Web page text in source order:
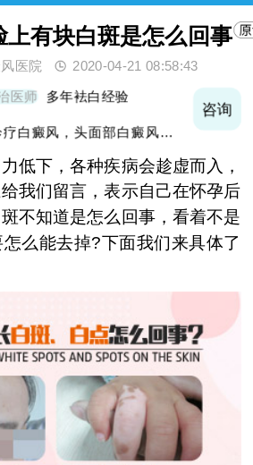
上有块白斑是怎么回事
医院 2020-04-21 08:58:43
医师 多年袪白经验
白癜风，头面部白癜风，青
咨询
下，各种疾病会趁虚而入，
我们留言，表示自己在怀孕后
不知道是怎么回事，看着不是
么能去掉?下面我们来具体了